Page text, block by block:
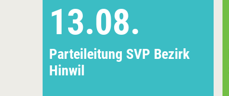
13.08.
Parteileitung SVP Bezirk
Hinwil